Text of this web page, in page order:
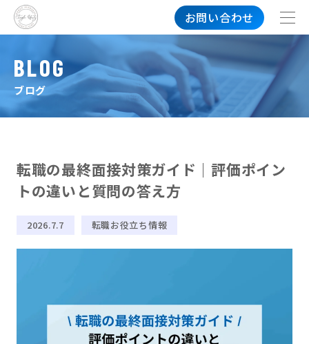
お問い合わせ
BLOG
ブログ
転職の最終面接対策ガイド｜評価ポイン
トの違いと質問の答え方
2026.7.7 転職お役立ち情報